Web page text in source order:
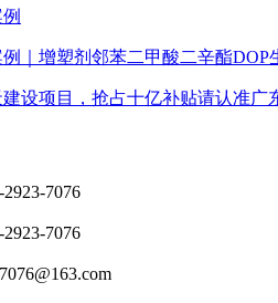
｜增塑剂邻苯二甲酸二辛酯DOP
设项目，抢占十亿补贴请认准广
7076
7076